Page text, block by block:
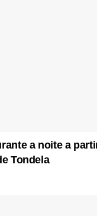
a noite a
Tondela